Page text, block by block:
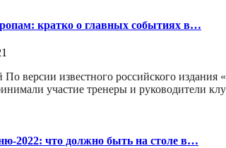
кратко о главных событиях в…
версии известного российского
участие тренеры и руководители
2022: что должно быть на столе в…